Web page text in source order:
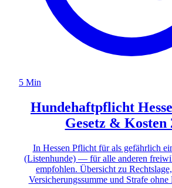
5 Min
Hundehaftpflicht
Gesetz & Kosten
In Hessen Pflicht für als gefährlich
(Listenhunde) — für alle anderen
empfohlen. Übersicht zu
Versicherungssumme und Strafe ohne